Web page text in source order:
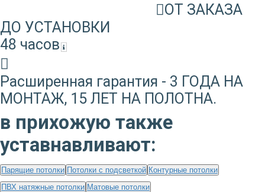
ОТ ЗАКАЗА
ДО УСТАНОВКИ
48 часов
Расширенная гарантия - 3 ГОДА НА
МОНТАЖ, 15 ЛЕТ НА ПОЛОТНА.
в прихожую также
уставнавливают:
Парящие потолки Потолки с подсветкой Контурные потолки
ПВХ натяжные потолки Матовые потолки